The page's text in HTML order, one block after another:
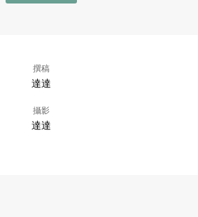
撰稿
達達
攝影
達達